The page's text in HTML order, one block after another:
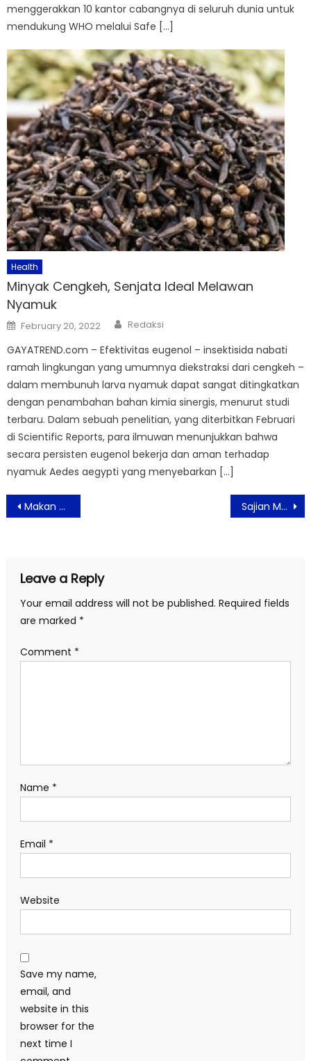
menggerakkan 10 kantor cabangnya di seluruh dunia untuk
mendukung WHO melalui Safe […]
Health
Minyak Cengkeh, Senjata Ideal Melawan
Nyamuk
Posted
on
February 20, 2022 Author
Redaksi
GAYATREND.com – Efektivitas eugenol – insektisida nabati
ramah lingkungan yang umumnya diekstraksi dari cengkeh –
dalam membunuh larva nyamuk dapat sangat ditingkatkan
dengan penambahan bahan kimia sinergis, menurut studi
terbaru. Dalam sebuah penelitian, yang diterbitkan Februari
di Scientific Reports, para ilmuwan menunjukkan bahwa
secara persisten eugenol bekerja dan aman terhadap
nyamuk Aedes aegypti yang menyebarkan […]
Post
navigation
Makan Daging Kambing Berlebihan Berbahaya Bagi Kesehatan Sajian Menu Promosi di Swiss-Belhotel Mangga Besar Selama Bulan Juli – September
Leave a Reply
Your email address will not be published. Required fields
are marked *
Comment *
Name *
Email *
Website
Save my name,
email, and
website in this
browser for the
next time I